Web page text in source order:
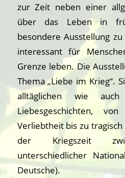
zur Zeit neben einer
über das Leben in
besondere Ausstellung
interessant für
Grenze leben. Die
Thema „Liebe im Krieg“.
alltäglichen wie auch
Liebesgeschichten,
Verliebtheit bis zu
der Kriegszeit
unterschiedlicher
Deutsche).